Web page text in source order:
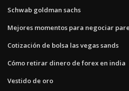
Schwab goldman sachs
Mejores momentos para negociar
Cotización de bolsa las vegas sands
Cómo retirar dinero de forex en india
Vestido de oro